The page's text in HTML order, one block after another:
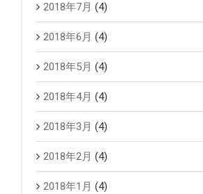
2018年7月 (4)
2018年6月 (4)
2018年5月 (4)
2018年4月 (4)
2018年3月 (4)
2018年2月 (4)
2018年1月 (4)